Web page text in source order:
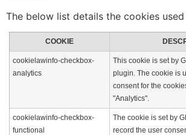
The below list details the cookies
COOKIE
cookielawinfo-checkbox-
analytics
This cookie is set by
plugin. The cookie is
consent for the
"Analytics".
cookielawinfo-checkbox-
functional
The cookie is set by
record the user